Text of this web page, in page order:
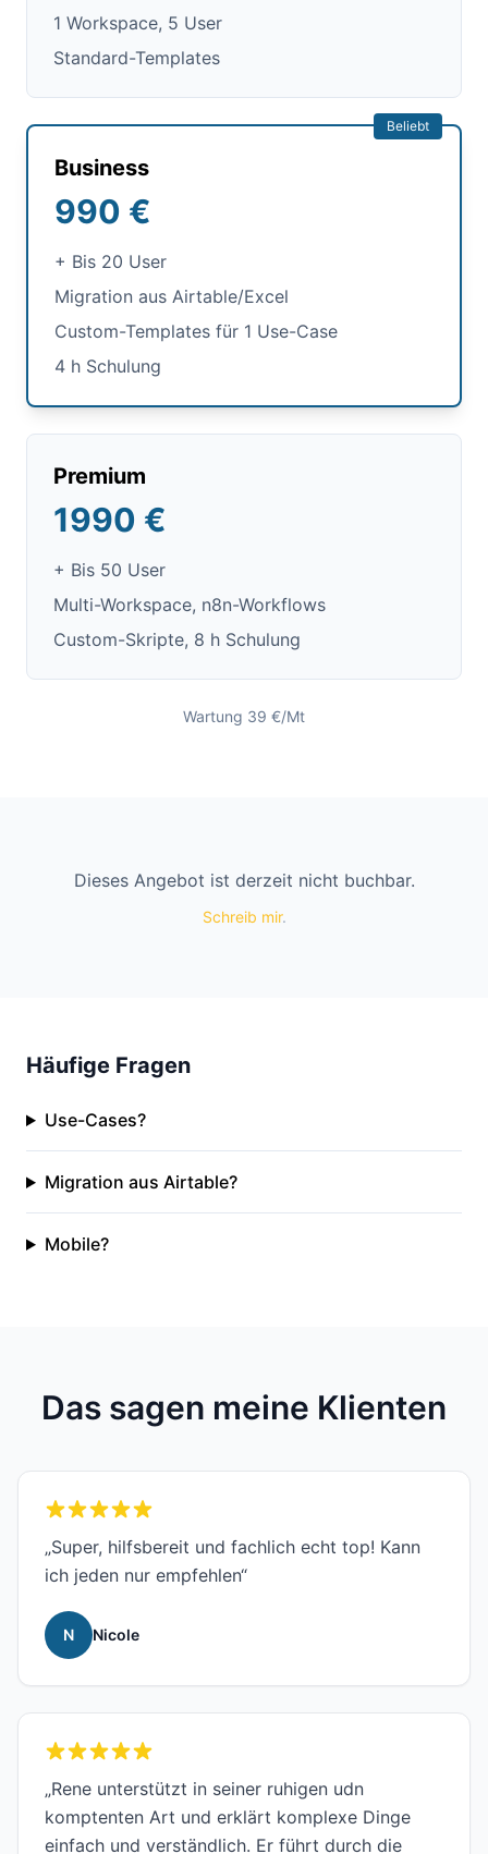
1 Workspace, 5 User
Standard-Templates
Beliebt
Business
990 €
+ Bis 20 User
Migration aus Airtable/Excel
Custom-Templates für 1 Use-Case
4 h Schulung
Premium
1990 €
+ Bis 50 User
Multi-Workspace, n8n-Workflows
Custom-Skripte, 8 h Schulung
Wartung 39 €/Mt
Dieses Angebot ist derzeit nicht buchbar.
Schreib mir.
Häufige Fragen
Use-Cases?
Migration aus Airtable?
Mobile?
Das sagen meine Klienten
„Super, hilfsbereit und fachlich echt top! Kann
ich jeden nur empfehlen“
N Nicole
„Rene unterstützt in seiner ruhigen udn
komptenten Art und erklärt komplexe Dinge
einfach und verständlich. Er führt durch die